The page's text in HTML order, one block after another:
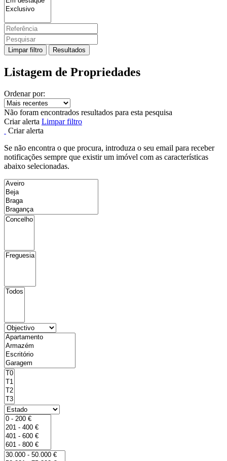
Limpar filtro Resultados
Listagem de Propriedades
Ordenar por:
Não foram encontrados resultados para esta pesquisa
Criar alerta Limpar filtro
Criar alerta
Se não encontra o que procura, introduza o seu email para receber
notificações sempre que existir um imóvel com as características
abaixo selecionadas.